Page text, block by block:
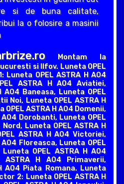
si de buna calitate,
la o folosire a masinii
Montam la
si Ilfov. Luneta OPEL
Luneta OPEL ASTRA H A04
ASTRA H A04 Aviatiei,
A04 Baneasa, Luneta OPEL
Noi, Luneta OPEL ASTRA H
ASTRA H A04 Domenii,
A04 Dorobanti, Luneta OPEL
Luneta OPEL ASTRA H
ASTRA H A04 Victoriei,
A04 Floreasca, Luneta OPEL
OPEL ASTRA H A04
ASTRA H A04 Primaverii,
A04 Piata Romana. Luneta
2: Luneta OPEL ASTRA H